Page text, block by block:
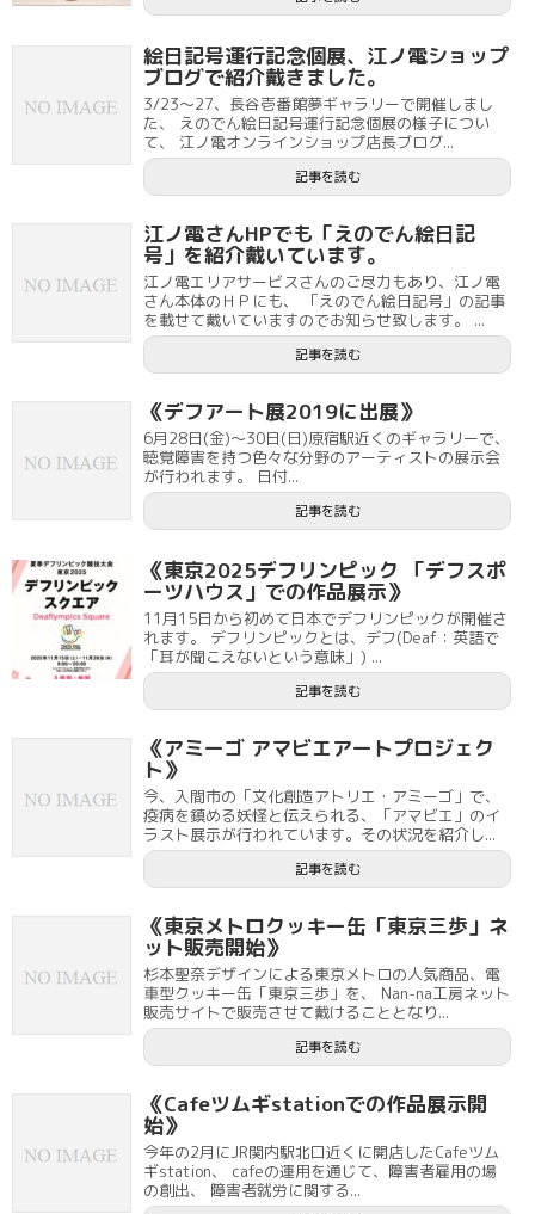
絵日記号運行記念個展、江ノ電ショップ
ブログで紹介戴きました。
3/23～27、長谷壱番館夢ギャラリーで開催しまし
た、 えのでん絵日記号運行記念個展の様子につい
て、 江ノ電オンラインショップ店長ブログ...
記事を読む
江ノ電さんHPでも「えのでん絵日記
号」を紹介戴いています。
江ノ電エリアサービスさんのご尽力もあり、江ノ電
さん本体のＨＰにも、 「えのでん絵日記号」の記事
を載せて戴いていますのでお知らせ致します。 ...
記事を読む
《デフアート展2019に出展》
6月28日(金)～30日(日)原宿駅近くのギャラリーで、
聴覚障害を持つ色々な分野のアーティストの展示会
が行われます。 日付...
記事を読む
《東京2025デフリンピック 「デフスポ
ーツハウス」での作品展示》
11月15日から初めて日本でデフリンピックが開催さ
れます。 デフリンピックとは、デフ(Deaf：英語で
「耳が聞こえないという意味」) ...
記事を読む
《アミーゴ アマビエアートプロジェク
ト》
今、入間市の「文化創造アトリエ・アミーゴ」で、
疫病を鎮める妖怪と伝えられる、「アマビエ」のイ
ラスト展示が行われています。その状況を紹介し...
記事を読む
《東京メトロクッキー缶「東京三歩」ネ
ット販売開始》
杉本聖奈デザインによる東京メトロの人気商品、電
車型クッキー缶「東京三歩」を、 Nan-na工房ネット
販売サイトで販売させて戴けることとなり...
記事を読む
《Cafeツムギstationでの作品展示開
始》
今年の2月にJR関内駅北口近くに開店したCafeツム
ギstation、 cafeの運用を通じて、障害者雇用の場
の創出、 障害者就労に関する...